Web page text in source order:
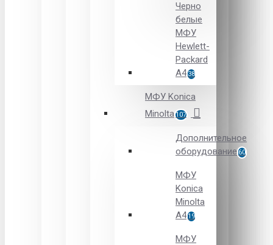
Черно
белые
МФУ
Hewlett-
Packard
А438
МФУ Konica
Minolta107
Дополнительное
оборудование 60
МФУ
Konica
Minolta
A419
МФУ